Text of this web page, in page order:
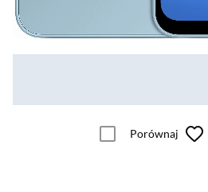
Porównaj